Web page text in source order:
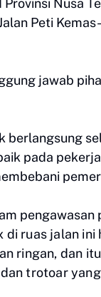
Provinsi Nusa
Peti
jawab
berlangsung
pada
pengawasan
di ruas jalan
ringan, dan
trotoar